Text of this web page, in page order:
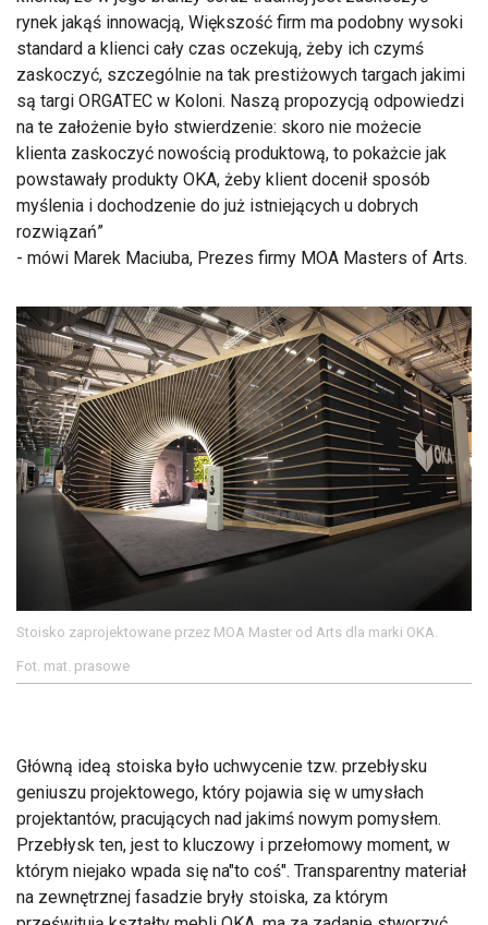
rynek jakąś innowacją, Większość firm ma podobny wysoki
standard a klienci cały czas oczekują, żeby ich czymś
zaskoczyć, szczególnie na tak prestiżowych targach jakimi
są targi ORGATEC w Koloni. Naszą propozycją odpowiedzi
na te założenie było stwierdzenie: skoro nie możecie
klienta zaskoczyć nowością produktową, to pokażcie jak
powstawały produkty OKA, żeby klient docenił sposób
myślenia i dochodzenie do już istniejących u dobrych
rozwiązań
- mówi Marek Maciuba, Prezes firmy MOA Masters of Arts.
Stoisko zaprojektowane przez MOA Master od Arts dla marki OKA.
Fot. mat. prasowe
Główną ideą stoiska było uchwycenie tzw. przebłysku
geniuszu projektowego, który pojawia się w umysłach
projektantów, pracujących nad jakimś nowym pomysłem.
Przebłysk ten, jest to kluczowy i przełomowy moment, w
którym niejako wpada się na"to coś". Transparentny materiał
na zewnętrznej fasadzie bryły stoiska, za którym